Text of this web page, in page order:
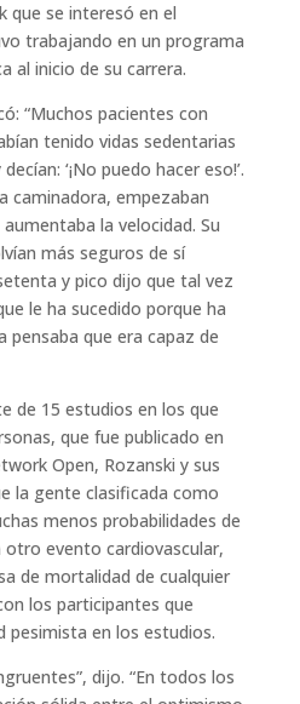
que se interesó en el
trabajando en un programa
al inicio de su carrera.
“Muchos pacientes con
tenido vidas sedentarias
‘¡No puedo hacer eso!’.
caminadora, empezaban
la velocidad. Su
más seguros de sí
y pico dijo que tal vez
le ha sucedido porque ha
que era capaz de
de 15 estudios en los que
que fue publicado en
Open, Rozanski y sus
la gente clasificada como
menos probabilidades de
evento cardiovascular,
de mortalidad de cualquier
los participantes que
pesimista en los estudios.
dijo. “En todos los